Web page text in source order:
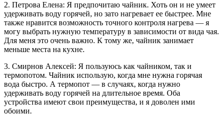
2. Петрова Елена: Я предпочитаю чайник. Хоть он и не умеет
удерживать воду горячей, но зато нагревает ее быстрее. Мне
также нравится возможность точного контроля нагрева — я
могу выбрать нужную температуру в зависимости от вида чая.
Для меня это очень важно. К тому же, чайник занимает
меньше места на кухне.
3. Смирнов Алексей: Я пользуюсь как чайником, так и
термопотом. Чайник использую, когда мне нужна горячая
вода быстро. А термопот — в случаях, когда нужно
удерживать воду горячей на длительное время. Оба
устройства имеют свои преимущества, и я доволен ими
обоими.